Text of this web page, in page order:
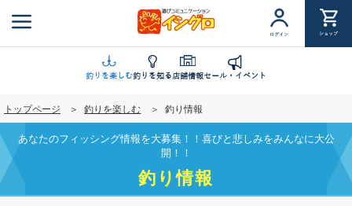
ン
に
移
動
ログイン ショップ
釣りを楽しむ釣りを知る店舗情報セール・イベント
トップページ 釣りを楽しむ 釣り情報
あなたのフィッシング情報を大募集！！喜びと悲しみをみんなに大公
開！！
釣り情報